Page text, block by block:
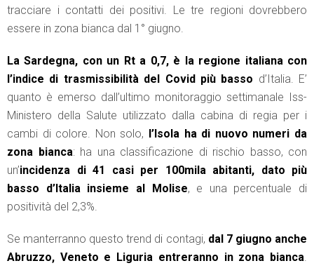
tracciare i contatti dei positivi. Le tre regioni dovrebbero
essere in zona bianca dal 1° giugno.
La Sardegna, con un Rt a 0,7, è la regione italiana con
l’indice di trasmissibilità del Covid più basso d’Italia. E’
quanto è emerso dall’ultimo monitoraggio settimanale Iss-
Ministero della Salute utilizzato dalla cabina di regia per i
cambi di colore. Non solo,
l’Isola ha di nuovo numeri da
zona bianca: ha una classificazione di rischio basso, con
un’incidenza di 41 casi per 100mila abitanti, dato più
basso d’Italia insieme al Molise, e una percentuale di
positività del 2,3%.
Se manterranno questo trend di contagi, dal 7 giugno anche
Abruzzo, Veneto e Liguria entreranno in zona bianca.